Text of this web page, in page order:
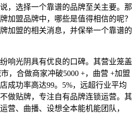
，选择一个靠谱的品牌至关主要。那
加盟品牌中，哪些是值得相信的呢？
加盟的相关消息，并保举一个靠谱的
光阴具有优良的口碑。其营业笼盖
，合做商家冲破5000 +，曲营 +加盟
成功率高达99。5%，远超行业平均
做贴牌，专注自有品牌连锁运营。其
营、曲播、设想全本能机能团队，